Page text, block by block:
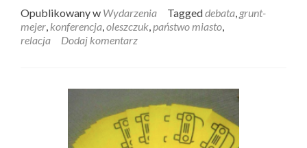
Opublikowany w Wydarzenia Taggeddebata, grunt-
mejer, konferencja,oleszczuk,państwo miasto,
relacja
Dodaj komentarz